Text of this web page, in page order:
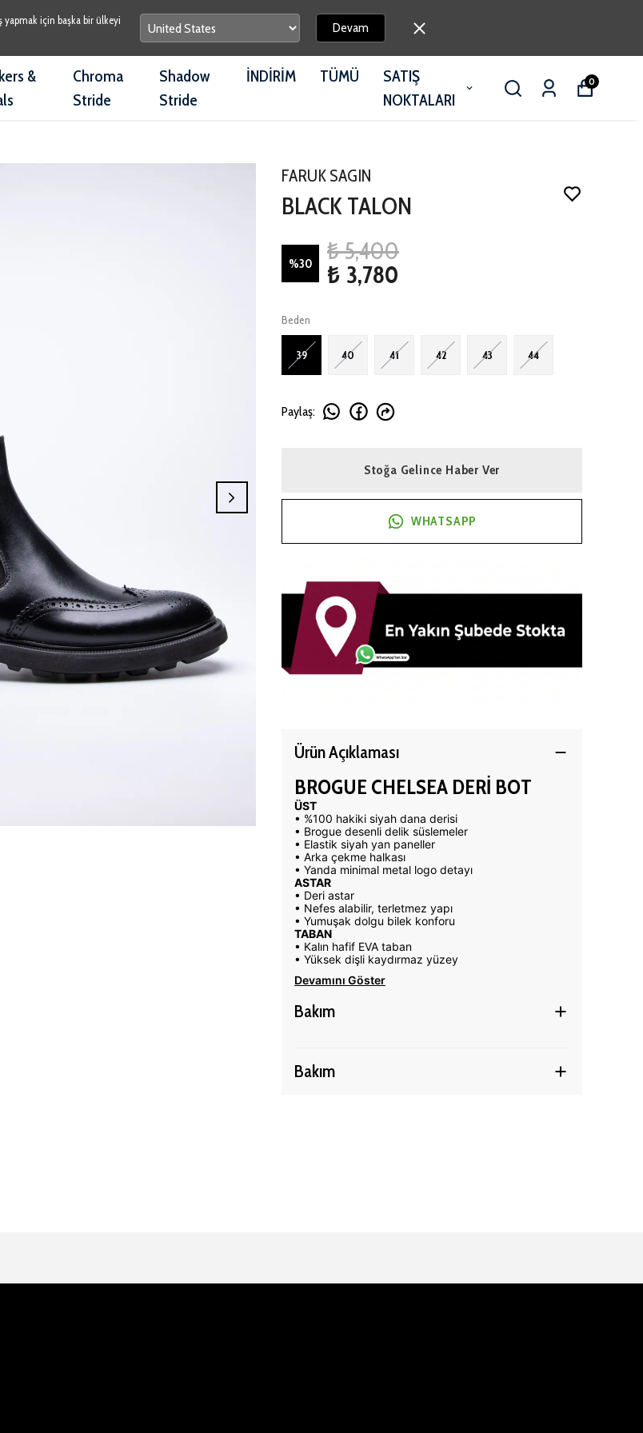
yapmak için başka bir ülkeyi
Devam
&
Chroma
Stride
Shadow
Stride
İNDİRİM TÜMÜ
SATIŞ
NOKTALARI
0
FARUK SAGIN
BLACK TALON
%30
₺ 5,400
₺ 3,780
Beden
39 40 41 42 43 44
Paylaş:
Stoğa Gelince Haber Ver
WHATSAPP
Ürün Açıklaması
BROGUE CHELSEA DERİ BOT
ÜST
• %100 hakiki siyah dana derisi
• Brogue desenli delik süslemeler
• Elastik siyah yan paneller
• Arka çekme halkası
• Yanda minimal metal logo detayı
ASTAR
• Deri astar
• Nefes alabilir, terletmez yapı
• Yumuşak dolgu bilek konforu
TABAN
• Kalın hafif EVA taban
• Yüksek dişli kaydırmaz yüzey
Devamını Göster
Bakım
Bakım